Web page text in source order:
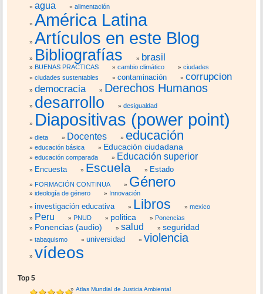
agua alimentación
América Latina
Artículos en este Blog
Bibliografías brasil
BUENAS PRACTICAS cambio climático
ciudades
ciudades sustentables
contaminación
corrupcion
democracia
Derechos Humanos
desarrollo desigualdad
Diapositivas (power point)
dieta Docentes educación
educación básica Educación ciudadana
educación comparada Educación superior
Encuesta Escuela Estado
FORMACIÓN CONTINUA Género
ideología de género Innovación
investigación educativa Libros mexico
Peru PNUD politica Ponencias
Ponencias (audio) salud seguridad
tabaquismo universidad violencia
vídeos
Top 5
Atlas Mundial de Justicia Ambiental